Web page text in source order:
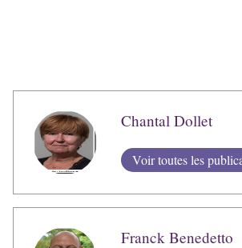
Chantal Dollet
Voir toutes les
Franck Benedetto